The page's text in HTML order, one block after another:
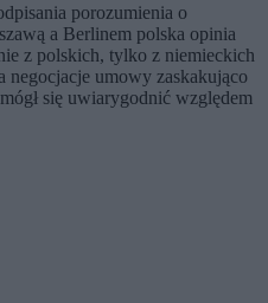
porozumienia o
a Berlinem polska opinia
z polskich, tylko z niemieckich
negocjacje umowy zaskakująco
się uwiarygodnić względem